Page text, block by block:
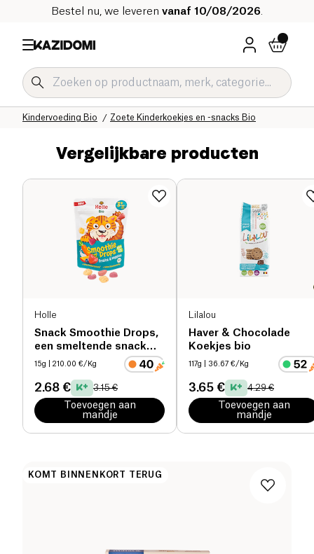
Bestel nu, we leveren vanaf 10/08/2026
Zoete Kinderkoekjes en -snacks Bio
Kindervoeding Bio
Baby & Kind
Onze biologische catalogus
Home
Vergelijkbare producten
Holle
Snack Smoothie Drops,
een smeltende snack
met fruit & groente
15g | 210.00 €/Kg
2.68 € 3.15 €
Toevoegen aan
mandje
Lilalou
Haver & Chocolade
Koekjes bio
117g | 36.67 €/Kg
3.65 € 4.29 €
Toevoegen aan
mandje
KOMT BINNENKORT TERUG